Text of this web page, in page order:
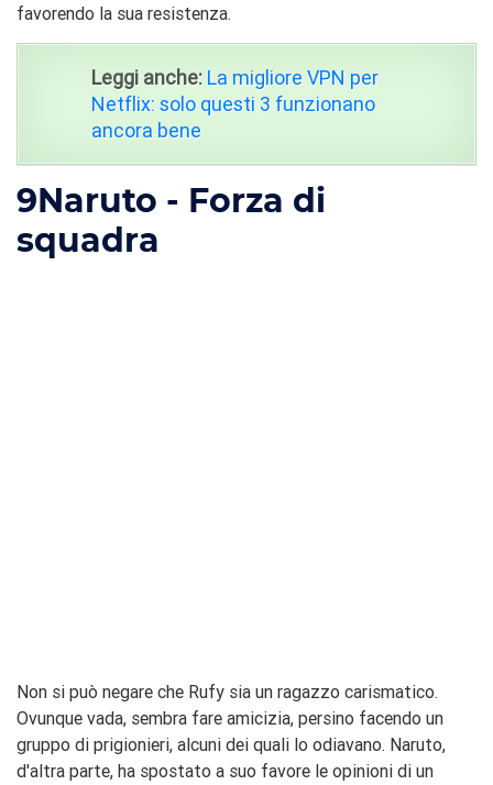
favorendo la sua resistenza.
Leggi anche: La migliore VPN per
Netflix: solo questi 3 funzionano
ancora bene
9Naruto - Forza di
squadra
Non si può negare che Rufy sia un ragazzo carismatico.
Ovunque vada, sembra fare amicizia, persino facendo un
gruppo di prigionieri, alcuni dei quali lo odiavano. Naruto,
d'altra parte, ha spostato a suo favore le opinioni di un